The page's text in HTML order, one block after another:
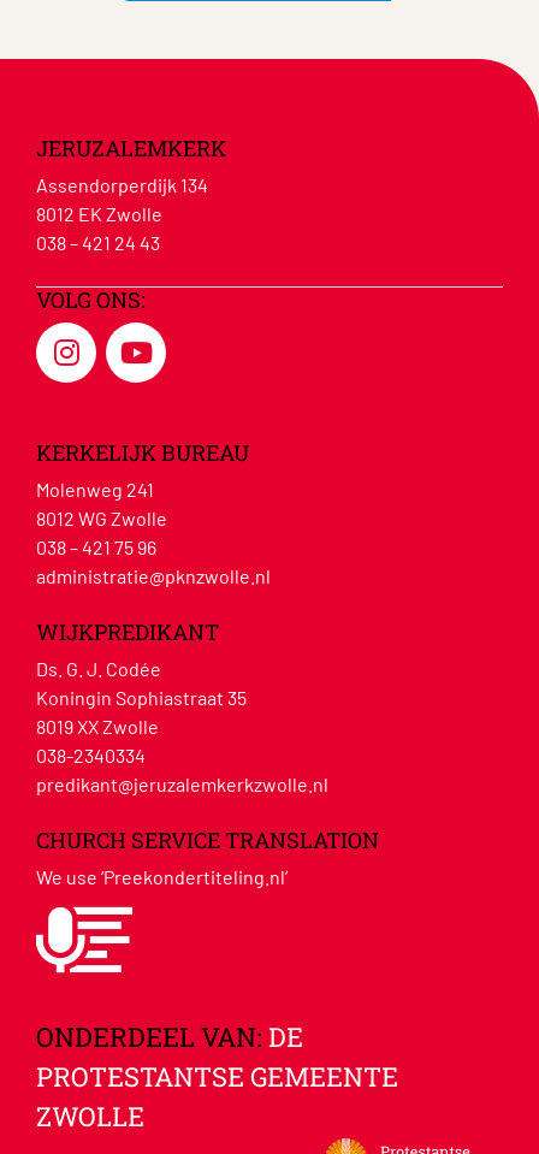
JERUZALEMKERK
Assendorperdijk 134
8012 EK Zwolle
038 – 421 24 43
VOLG ONS:
KERKELIJK BUREAU
Molenweg 241
8012 WG Zwolle
038 – 421 75 96
administratie@pknzwolle.nl
WIJKPREDIKANT
Ds. G. J. Codée
Koningin Sophiastraat 35
8019 XX Zwolle
038-2340334
predikant@jeruzalemkerkzwolle.nl
CHURCH SERVICE TRANSLATION
We use ‘Preekondertiteling.nl’
ONDERDEEL VAN: DE
PROTESTANTSE GEMEENTE
ZWOLLE